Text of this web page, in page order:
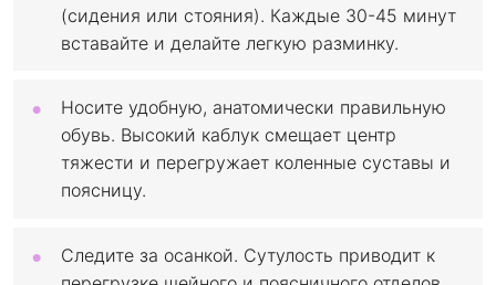
(сидения или стояния). Каждые 30-45 минут
вставайте и делайте легкую разминку.
Носите удобную, анатомически правильную
обувь. Высокий каблук смещает центр
тяжести и перегружает коленные суставы и
поясницу.
Следите за осанкой. Сутулость приводит к